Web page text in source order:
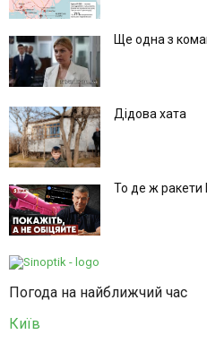
Ще одна з
Дідова хата
То де ж ракети
Погода на найближчий час
Київ